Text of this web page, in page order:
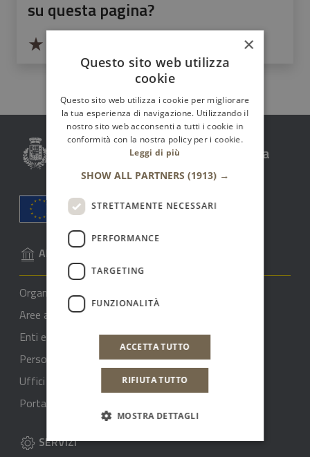
su questa pagina?
Valuta da 1 a 5 stelle la pagina
Valuta 5 stelle su 5
Valuta 4 stelle su 5
Valuta 3 stelle su 5
Valuta 2 stelle su 5
Valuta 1 stelle su 5
Comune Santo Stefano di Camastra
AMMINISTRAZIONE
Organi di governo
Aree amministrative
Enti e Fondazioni
Personale
Uffici
Portale del dipendente
SERVIZI
×
Questo sito web utilizza
cookie
Questo sito web utilizza i cookie per migliorare
la tua esperienza di navigazione. Utilizzando il
nostro sito web acconsenti a tutti i cookie in
conformità con la nostra policy per i cookie.
Leggi di più
SHOW ALL PARTNERS (1913) →
STRETTAMENTE NECESSARI
PERFORMANCE
TARGETING
FUNZIONALITÀ
ACCETTA TUTTO
RIFIUTA TUTTO
MOSTRA DETTAGLI